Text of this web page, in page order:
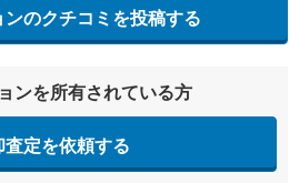
のクチコミを投稿する
ンを所有されている方
査定を依頼する